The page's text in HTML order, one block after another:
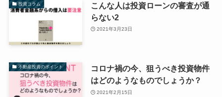
投資コラム
こんな人は投資ローンの審査が通
らない2
2021年3月23日
不動産投資のポイント
コロナ禍の今、狙うべき投資物件
はどのようなものでしょうか？
2021年2月15日